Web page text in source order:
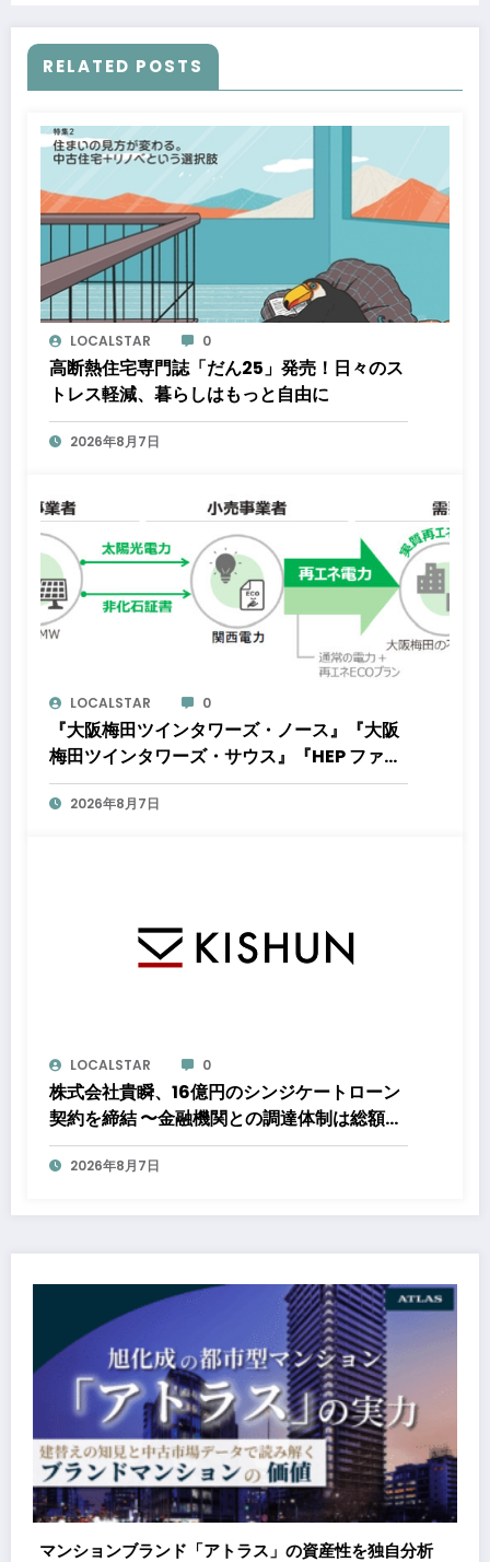
RELATED POSTS
LOCALSTAR 0
高断熱住宅専門誌「だん25」発売！日々のス
トレス軽減、暮らしはもっと自由に
2026年8月7日
LOCALSTAR 0
『大阪梅田ツインタワーズ・ノース』『大阪
梅田ツインタワーズ・サウス』『HEP ファイ
ブ』において8月下旬から「オフサイト型コ
ーポレートPPA」による再生可能エネルギー
2026年8月7日
LOCALSTAR 0
株式会社貴瞬、16億円のシンジケートローン
契約を締結 〜金融機関との調達体制は総額約
80億円規模へ。DX・海外展開をはじめとし
た成長投資を加速～
2026年8月7日
ラス」の資産性を独自分析